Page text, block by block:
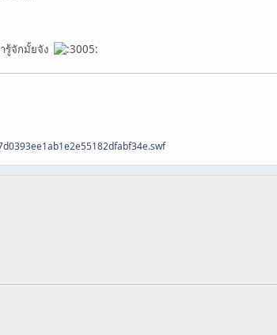
รู้จักมั้ยจัง